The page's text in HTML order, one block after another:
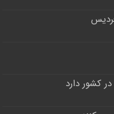
کشور دارد